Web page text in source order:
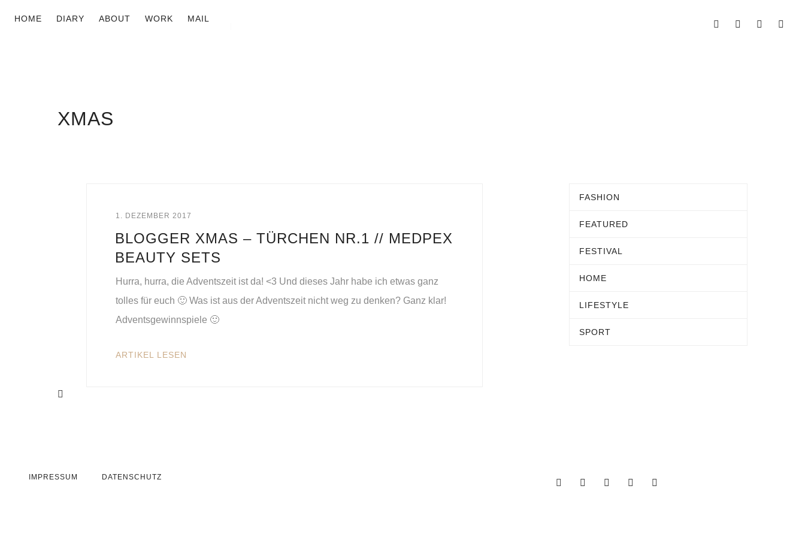
HOME DIARY ABOUT WORK MAIL
XMAS
1. DEZEMBER 2017
BLOGGER XMAS – TÜRCHEN NR.1 // MEDPEX
BEAUTY SETS
Hurra, hurra, die Adventszeit ist da! <3 Und dieses Jahr habe ich etwas ganz
tolles für euch 🙂 Was ist aus der Adventszeit nicht weg zu denken? Ganz klar!
Adventsgewinnspiele 🙂
ARTIKEL LESEN
FASHION
FEATURED
FESTIVAL
HOME
LIFESTYLE
SPORT
IMPRESSUM DATENSCHUTZ